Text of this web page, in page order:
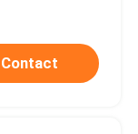
à base
Contact